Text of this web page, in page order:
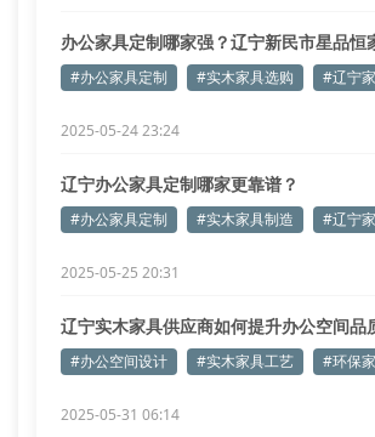
办公家具定制哪家强？辽宁新民市星品恒
赖吗？
#办公家具定制 #实木家具选购 #辽宁
2025-05-24 23:24
辽宁办公家具定制哪家更靠谱？
#办公家具定制 #实木家具制造 #辽宁
2025-05-25 20:31
辽宁实木家具供应商如何提升办公空间品
#办公空间设计 #实木家具工艺 #环保
2025-05-31 06:14